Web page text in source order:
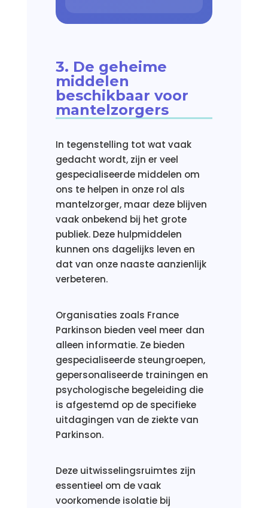
3. De geheime
middelen
beschikbaar voor
mantelzorgers
In tegenstelling tot wat vaak
gedacht wordt, zijn er veel
gespecialiseerde middelen om
ons te helpen in onze rol als
mantelzorger, maar deze blijven
vaak onbekend bij het grote
publiek. Deze hulpmiddelen
kunnen ons dagelijks leven en
dat van onze naaste aanzienlijk
verbeteren.
Organisaties zoals France
Parkinson bieden veel meer dan
alleen informatie. Ze bieden
gespecialiseerde steungroepen,
gepersonaliseerde trainingen en
psychologische begeleiding die
is afgestemd op de specifieke
uitdagingen van de ziekte van
Parkinson.
Deze uitwisselingsruimtes zijn
essentieel om de vaak
voorkomende isolatie bij